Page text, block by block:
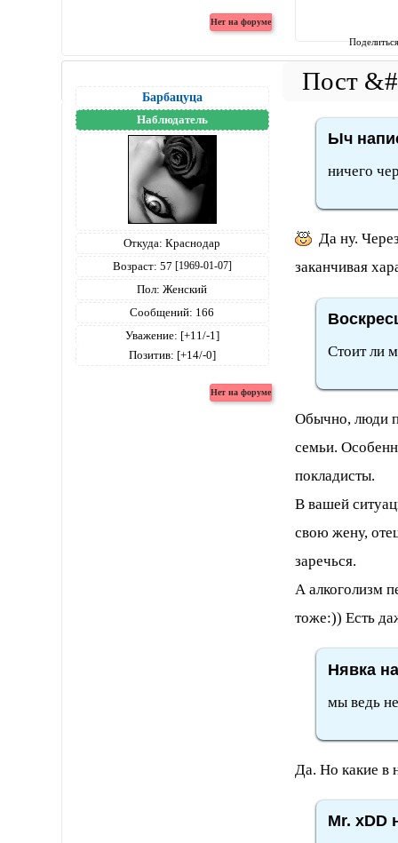
Барбацуца
Наблюдатель
Откуда: Краснодар
Возраст: 57 [1969-01-07]
Пол: Женский
Сообщений: 166
Уважение: [+11/-1]
Позитив: [+14/-0]
Ыч
ничего
Да ну.
заканчивая
Стоит ли
Обычно, люди
семьи.
покладисты.
В вашей
свою жену,
заречься.
А алкоголизм
тоже:)) Есть
Нявка
мы ведь
Да. Но какие в
Mr. xDD